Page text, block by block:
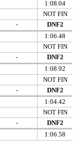
1:08.04
NOT FIN
DNF2
-
1:06.48
NOT FIN
DNF2
-
1:08.92
NOT FIN
DNF2
-
1:04.42
NOT FIN
DNF2
-
1:06.58